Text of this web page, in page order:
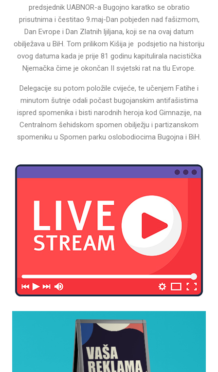
predsjednik UABNOR-a Bugojno karatko se obratio
prisutnima i čestitao 9.maj-Dan pobjeden nad fašizmom,
Dan Evrope i Dan Zlatnih ljiljana, koji se na ovaj datum
obilježava u BiH. Tom prilikom Kišija je podsjetio na historiju
ovog datuma kada je prije 81 godinu kapitulirala nacistička
Njemačka čime je okončan II svjetski rat na tlu Evrope.
Delegacije su potom položile cvijeće, te učenjem Fatihe i
minutom šutnje odali počast bugojanskim antifašistima
ispred spomenika i bisti narodnih heroja kod Gimnazije, na
Centralnom šehidskom spomen obilježju i partizanskom
spomeniku u Spomen parku oslobodiocima Bugojna i BiH.